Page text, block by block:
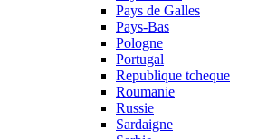
Pays de Galles
Pays-Bas
Pologne
Portugal
Republique tcheque
Roumanie
Russie
Sardaigne